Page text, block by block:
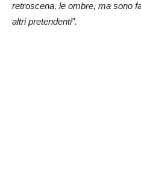
retroscena, le ombre, ma sono
altri pretendenti”.